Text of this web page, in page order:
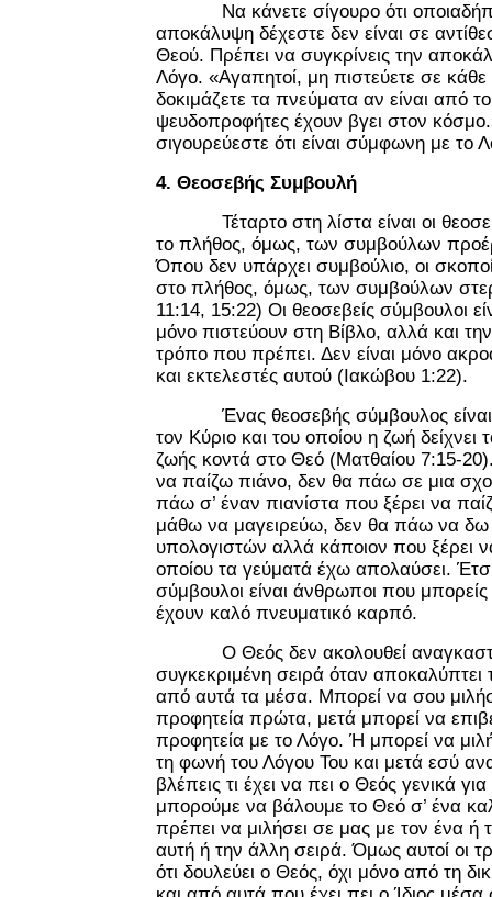
Να κάνετε σίγουρο ότι
αποκάλυψη δέχεστε δεν είναι σε
Θεού. Πρέπει να συγκρίνεις την
Λόγο. «Αγαπητοί, μη πιστεύετε σε
δοκιμάζετε τα πνεύματα αν είναι από
ψευδοπροφήτες έχουν βγει στον
σιγουρεύεστε ότι είναι σύμφωνη με το
4. Θεοσεβής Συμβουλή
Τέταρτο στη λίστα είναι οι
το πλήθος, όμως, των συμβούλων
Όπου δεν υπάρχει συμβούλιο, οι
στο πλήθος, όμως, των συμβούλων
11:14, 15:22) Οι θεοσεβείς σύμβουλοι
μόνο πιστεύουν στη Βίβλο, αλλά και
τρόπο που πρέπει. Δεν είναι μόνο
και εκτελεστές αυτού (Ιακώβου 1:22).
Ένας θεοσεβής σύμβουλος είναι
τον Κύριο και του οποίου η ζωή
ζωής κοντά στο Θεό (Ματθαίου 7:15-
να παίζω πιάνο, δεν θα πάω σε μια
πάω σ’ έναν πιανίστα που ξέρει να
μάθω να μαγειρεύω, δεν θα πάω να δω
υπολογιστών αλλά κάποιον που ξέρει
οποίου τα γεύματά έχω απολαύσει.
σύμβουλοι είναι άνθρωποι που μπορείς
έχουν καλό πνευματικό καρπό.
Ο Θεός δεν ακολουθεί
συγκεκριμένη σειρά όταν
από αυτά τα μέσα. Μπορεί να σου
προφητεία πρώτα, μετά μπορεί να
προφητεία με το Λόγο. Ή μπορεί να
τη φωνή του Λόγου Του και μετά εσύ
βλέπεις τι έχει να πει ο Θεός γενικά
μπορούμε να βάλουμε το Θεό σ’ ένα
πρέπει να μιλήσει σε μας με τον ένα ή
αυτή ή την άλλη σειρά. Όμως αυτοί οι
ότι δουλεύει ο Θεός, όχι μόνο από τη